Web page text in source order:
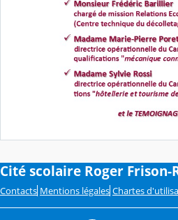
Cité scolaire Roger Frison-
Contacts Mentions légales Chartes